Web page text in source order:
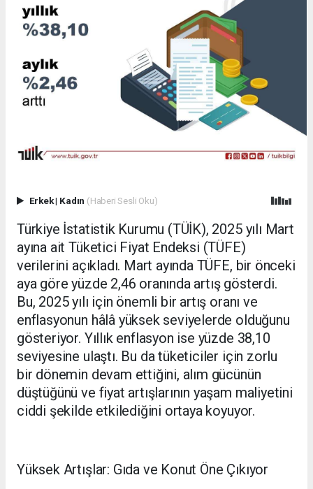
Erkek| Kadın (Haberi Sesli Oku)
Türkiye İstatistik Kurumu (TÜİK), 2025 yılı Mart
ayına ait Tüketici Fiyat Endeksi (TÜFE)
verilerini açıkladı. Mart ayında TÜFE, bir önceki
aya göre yüzde 2,46 oranında artış gösterdi.
Bu, 2025 yılı için önemli bir artış oranı ve
enflasyonun hâlâ yüksek seviyelerde olduğunu
gösteriyor. Yıllık enflasyon ise yüzde 38,10
seviyesine ulaştı. Bu da tüketiciler için zorlu
bir dönemin devam ettiğini, alım gücünün
düştüğünü ve fiyat artışlarının yaşam maliyetini
ciddi şekilde etkilediğini ortaya koyuyor.
Yüksek Artışlar: Gıda ve Konut Öne Çıkıyor